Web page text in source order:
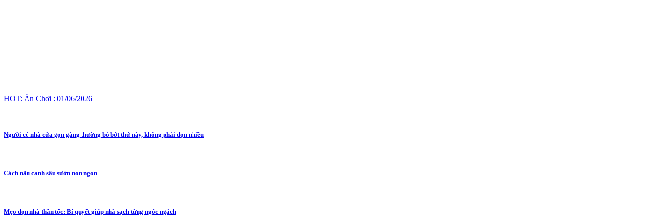
HOT: Ăn Chơi : 01/06/2026
Người có nhà cửa gọn gàng thường bỏ bớt thứ này, không phải dọn nhiều
Cách nấu canh sấu sườn non ngon
Mẹo dọn nhà thần tốc: Bí quyết giúp nhà sạch từng ngóc ngách